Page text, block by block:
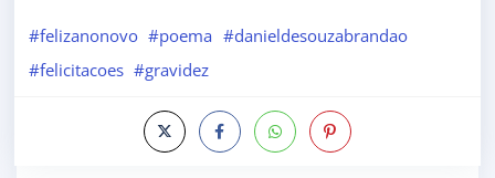
#felizanonovo #poema #danieldesouzabrandao
#felicitacoes #gravidez